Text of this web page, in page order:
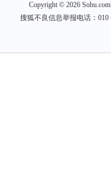
Copyright © 2026
搜狐不良信息举报电话：010